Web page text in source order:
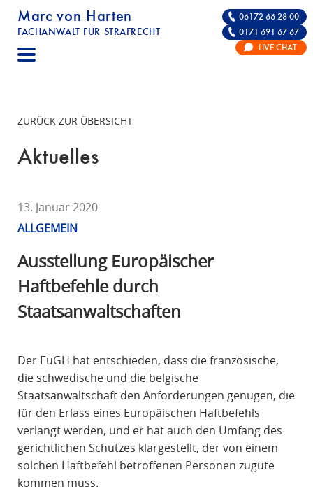
Marc von Harten
FACHANWALT FÜR STRAFRECHT
STRAFRECHT | RECHTSANWALT FÜR DIE
06172 66 28 00
0171 691 67 67
LIVE CHAT
ZURÜCK ZUR ÜBERSICHT
Aktuelles
13. Januar 2020
ALLGEMEIN
Ausstellung Europäischer
Haftbefehle durch
Staatsanwaltschaften
Der EuGH hat entschieden, dass die französische,
die schwedische und die belgische
Staatsanwaltschaft den Anforderungen genügen, die
für den Erlass eines Europäischen Haftbefehls
verlangt werden, und er hat auch den Umfang des
gerichtlichen Schutzes klargestellt, der von einem
solchen Haftbefehl betroffenen Personen zugute
kommen muss.